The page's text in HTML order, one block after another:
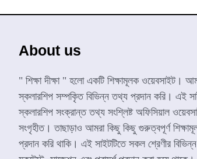
About us
" শিক্ষা দীক্ষা " হলো একটি শিক্ষামূলক ওয়েবসাইট।
স্কলারশিপ সম্পকৃিত বিভিন্ন তথ্য প্রদান করি। এই
স্কলারশিপ সংক্রান্ত তথ্য সংশ্লিষ্ট অফিসিয়াল
সংগৃহীত। তাছাড়াও আমরা কিছু কিছু গুরুত্বপূর্ণ
প্রদান করি থাকি। এই সাইটটিতে সকল শ্রেণীর